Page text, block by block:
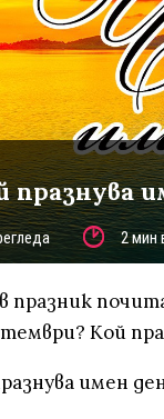
празнува
2 мин
празник
Кой
имен